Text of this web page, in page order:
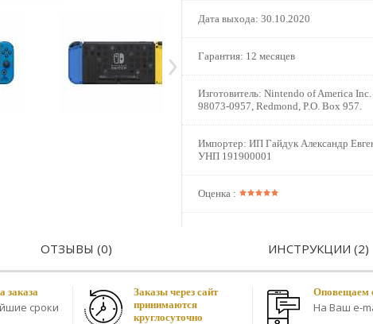
Дата выхода: 30.10.2020
Гарантия: 12 месяцев
Изготовитель: Nintendo of America
98073-0957, Redmond, P.O. Box 957.
Импортер: ИП Гайдук Александр
УНП 191900001
Оценка :
ОТЗЫВЫ (0) ИНСТРУКЦИИ (2)
заказа
сроки
Заказы через сайт
принимаются
круглосуточно
Оповещаем
На Ваш e-